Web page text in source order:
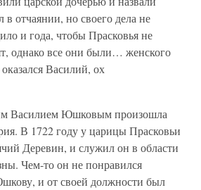
отчаянии, но своего дела не
и года, чтобы Прасковья не
однако все они были… женского
Василий, ох
Василием Юшковым произошла
В 1722 году у царицы Прасковьи
Деревин, и служил он в области
Чем-то он не понравился
и от своей должности был